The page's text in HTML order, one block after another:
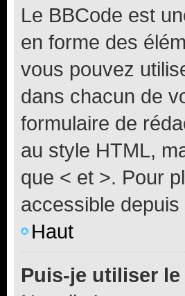
Le BBCode est
en forme des
vous pouvez
dans chacun de
formulaire de
au style HTML,
que < et >. Pour
accessible
Haut
Puis-je utiliser le